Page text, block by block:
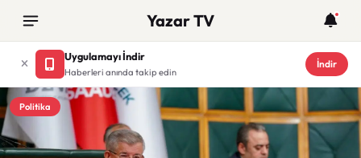
Yazar TV
Uygulamayı İndir
Haberleri anında takip edin
İndir
Politika